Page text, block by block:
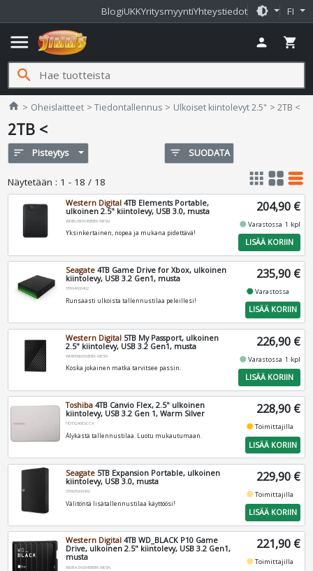
BlogiUKKYritysmyyntiYhteystiedot brightness_medium FI
menu person shopping_cart
search
home Jimms.fi
Oheislaitteet Tiedontallennus Ulkoiset kiintolevyt 2.5" 2TB <
2TB <
sort Pisteytys filter_list SUODATA
Näytetään : 1 - 18 / 18 apps grid_view table_rows
Western Digital 4TB Elements Portable,
ulkoinen 2.5" kiintolevy, USB 3.0, musta
WDBU6Y0040BBK-WESN
Yksinkertainen, nopea ja mukana pidettävä!
204,90 €
fiber_manual_recordVarastossa 1 kpl
LISÄÄ KORIIN
Seagate 4TB Game Drive for Xbox, ulkoinen
kiintolevy, USB 3.2 Gen1, musta
STKX4000402
Runsaasti ulkoista tallennustilaa peleillesi!
235,90 €
fiber_manual_recordVarastossa
LISÄÄ KORIIN
Western Digital 5TB My Passport, ulkoinen
2.5" kiintolevy, USB 3.2 Gen1, musta
WDBPKJ0050BBK-WESN
Koska jokainen matka tarvitsee passin.
226,90 €
fiber_manual_recordVarastossa 1 kpl
LISÄÄ KORIIN
Toshiba 4TB Canvio Flex, 2.5" ulkoinen
kiintolevy, USB 3.2 Gen 1, Warm Silver
HDTX240ESCCA
Älykästä tallennustilaa. Luotu mukautumaan.
228,90 €
fiber_manual_recordToimittajilla
LISÄÄ KORIIN
Seagate 5TB Expansion Portable, ulkoinen
kiintolevy, USB 3.0, musta
STKM5000400
Välitöntä lisätallennustilaa käyttöösi!
229,90 €
fiber_manual_recordToimittajilla
LISÄÄ KORIIN
Western Digital 4TB WD_BLACK P10 Game
Drive, ulkoinen 2.5" kiintolevy, USB 3.2 Gen1,
musta
WDBA3A0040BBK-WESN
221,90 €
fiber_manual_recordToimittajilla